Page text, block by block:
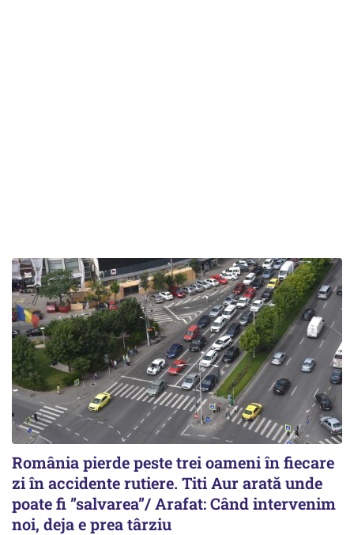
România pierde peste trei oameni în fiecare
zi în accidente rutiere. Titi Aur arată unde
poate fi ”salvarea”/ Arafat: Când intervenim
noi, deja e prea târziu